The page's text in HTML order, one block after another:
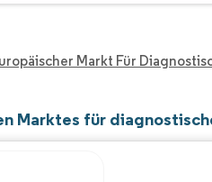
Markt Für
Marktes für